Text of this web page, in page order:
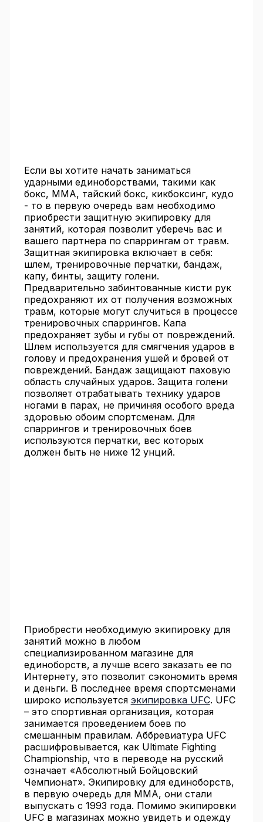
Если вы хотите начать заниматься
ударными единоборствами, такими как
бокс, ММА, тайский бокс, кикбоксинг, кудо
- то в первую очередь вам необходимо
приобрести защитную экипировку для
занятий, которая позволит уберечь вас и
вашего партнера по спаррингам от травм.
Защитная экипировка включает в себя:
шлем, тренировочные перчатки, бандаж,
капу, бинты, защиту голени.
Предварительно забинтованные кисти рук
предохраняют их от получения возможных
травм, которые могут случиться в процессе
тренировочных спаррингов. Капа
предохраняет зубы и губы от повреждений.
Шлем используется для смягчения ударов в
голову и предохранения ушей и бровей от
повреждений. Бандаж защищают паховую
область случайных ударов. Защита голени
позволяет отрабатывать технику ударов
ногами в парах, не причиняя особого вреда
здоровью обоим спортсменам. Для
спаррингов и тренировочных боев
используются перчатки, вес которых
должен быть не ниже 12 унций.
Приобрести необходимую экипировку для
занятий можно в любом
специализированном магазине для
единоборств, а лучше всего заказать ее по
Интернету, это позволит сэкономить время
и деньги. В последнее время спортсменами
широко используется экипировка UFC. UFC
– это спортивная организация, которая
занимается проведением боев по
смешанным правилам. Аббревиатура UFC
расшифровывается, как Ultimate Fighting
Championship, что в переводе на русский
означает «Абсолютный Бойцовский
Чемпионат». Экипировку для единоборств,
в первую очередь для ММА, они стали
выпускать с 1993 года. Помимо экипировки
UFC в магазинах можно увидеть и одежду